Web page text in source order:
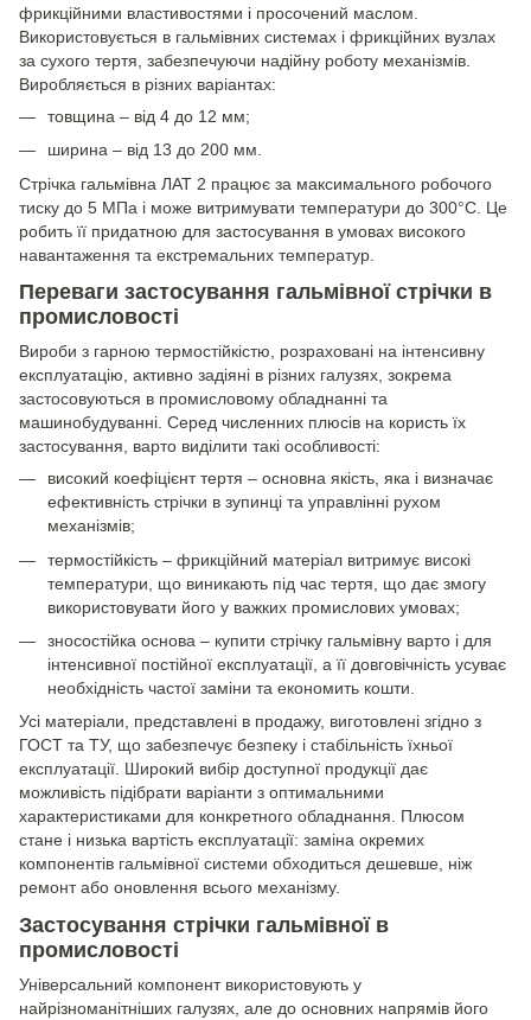
фрикційними властивостями і просочений маслом.
Використовується в гальмівних системах і фрикційних вузлах
за сухого тертя, забезпечуючи надійну роботу механізмів.
Виробляється в різних варіантах:
товщина – від 4 до 12 мм;
ширина – від 13 до 200 мм.
Стрічка гальмівна ЛАТ 2 працює за максимального робочого
тиску до 5 МПа і може витримувати температури до 300°C. Це
робить її придатною для застосування в умовах високого
навантаження та екстремальних температур.
Переваги застосування гальмівної стрічки в
промисловості
Вироби з гарною термостійкістю, розраховані на інтенсивну
експлуатацію, активно задіяні в різних галузях, зокрема
застосовуються в промисловому обладнанні та
машинобудуванні. Серед численних плюсів на користь їх
застосування, варто виділити такі особливості:
високий коефіцієнт тертя – основна якість, яка і визначає
ефективність стрічки в зупинці та управлінні рухом
механізмів;
термостійкість – фрикційний матеріал витримує високі
температури, що виникають під час тертя, що дає змогу
використовувати його у важких промислових умовах;
зносостійка основа – купити стрічку гальмівну варто і для
інтенсивної постійної експлуатації, а її довговічність усуває
необхідність частої заміни та економить кошти.
Усі матеріали, представлені в продажу, виготовлені згідно з
ГОСТ та ТУ, що забезпечує безпеку і стабільність їхньої
експлуатації. Широкий вибір доступної продукції дає
можливість підібрати варіанти з оптимальними
характеристиками для конкретного обладнання. Плюсом
стане і низька вартість експлуатації: заміна окремих
компонентів гальмівної системи обходиться дешевше, ніж
ремонт або оновлення всього механізму.
Застосування стрічки гальмівної в
промисловості
Універсальний компонент використовують у
найрізноманітніших галузях, але до основних напрямів його